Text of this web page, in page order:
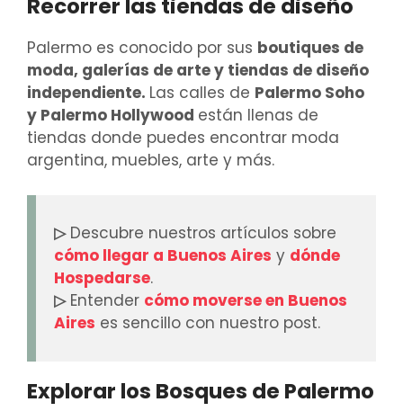
Recorrer las tiendas de diseño
Palermo es conocido por sus boutiques de
moda, galerías de arte y tiendas de diseño
independiente. Las calles de Palermo Soho
y Palermo Hollywood están llenas de
tiendas donde puedes encontrar moda
argentina, muebles, arte y más.
▷Descubre nuestros artículos sobre
cómo llegar a Buenos Aires y dónde
Hospedarse.
▷Entender cómo moverse en Buenos
Aires es sencillo con nuestro post.
Explorar los Bosques de Palermo